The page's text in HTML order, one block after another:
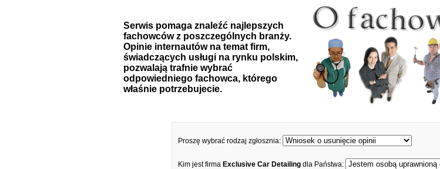
Serwis pomaga znaleźć najlepszych
fachowców z poszczególnych branży.
Opinie internautów na temat firm,
świadczących usługi na rynku polskim,
pozwalają trafnie wybrać
odpowiedniego fachowca, którego
właśnie potrzebujecie.
Proszę wybrać rodzaj zgłosznia:
Kim jest firma Exclusive Car Detailing dla Państwa: